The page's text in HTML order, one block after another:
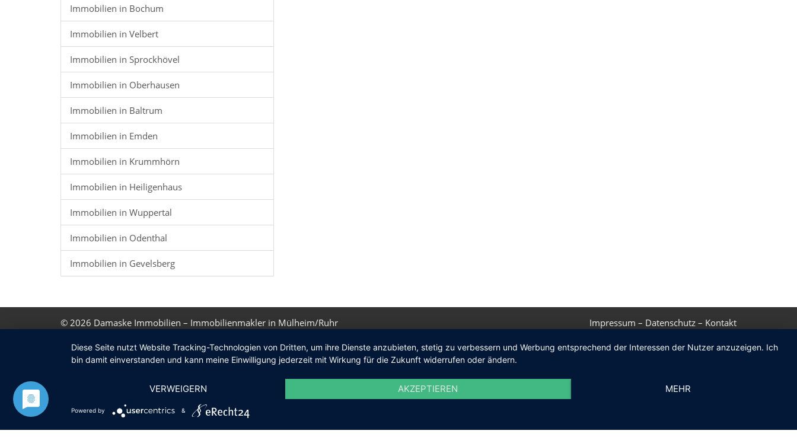
Immobilien in Bochum
Immobilien in Velbert
Immobilien in Sprockhövel
Immobilien in Oberhausen
Immobilien in Baltrum
Immobilien in Emden
Immobilien in Krummhörn
Immobilien in Heiligenhaus
Immobilien in Wuppertal
Immobilien in Odenthal
Immobilien in Gevelsberg
© 2026 Damaske Immobilien – Immobilienmakler in Mülheim/Ruhr Impressum – Datenschutz – Kontakt
Diese Seite nutzt Website Tracking-Technologien von Dritten, um ihre Dienste anzubieten, stetig zu verbessern und Werbung entsprechend der Interessen der Nutzer anzuzeigen. Ich
bin damit einverstanden und kann meine Einwilligung jederzeit mit Wirkung für die Zukunft widerrufen oder ändern.
VERWEIGERN AKZEPTIEREN MEHR
Powered by &